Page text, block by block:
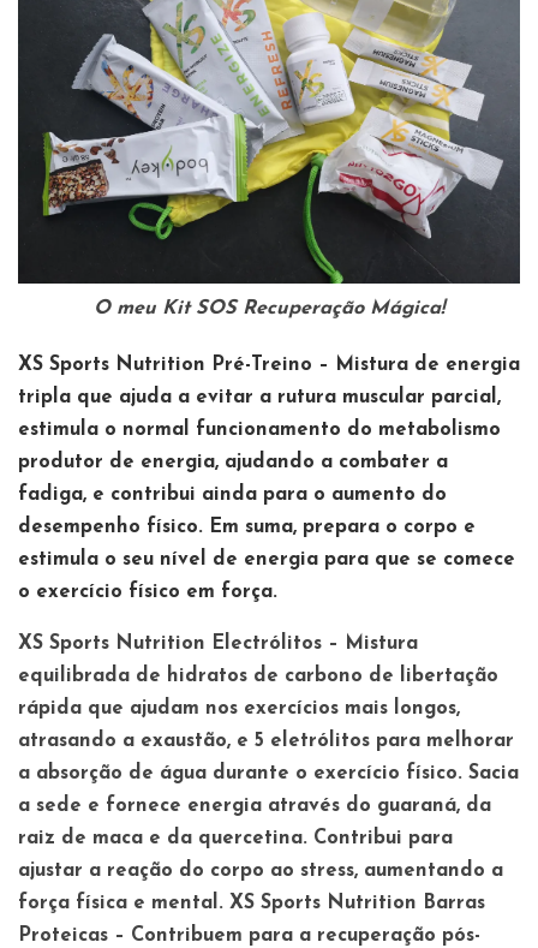
O meu Kit SOS Recuperação Mágica!
XS Sports Nutrition Pré-Treino – Mistura de energia
tripla que ajuda a evitar a rutura muscular parcial,
estimula o normal funcionamento do metabolismo
produtor de energia, ajudando a combater a
fadiga, e contribui ainda para o aumento do
desempenho físico. Em suma, prepara o corpo e
estimula o seu nível de energia para que se comece
o exercício físico em força.
XS Sports Nutrition Electrólitos – Mistura
equilibrada de hidratos de carbono de libertação
rápida que ajudam nos exercícios mais longos,
atrasando a exaustão, e 5 eletrólitos para melhorar
a absorção de água durante o exercício físico. Sacia
a sede e fornece energia através do guaraná, da
raiz de maca e da quercetina. Contribui para
ajustar a reação do corpo ao stress, aumentando a
força física e mental. XS Sports Nutrition Barras
Proteicas – Contribuem para a recuperação pós-